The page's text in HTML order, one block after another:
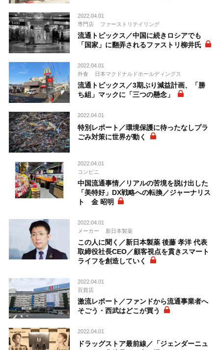
2022.04.01
専門店
ファーストリテイリング
流通トピックス／中国に続きロシアでも
「国家」に翻弄されるファストリ柳井氏
2022.04.01
外食
日本マクドナルドホールディングス
流通トピックス／3期ぶり減益計画、「勝
ち組」マックに「三つの懸念」
2022.04.01
特別レポート／環境保護に待ったなしプラ
ごみ対策に世界が動く
2022.04.01
コンビニ
中国流通事情／リアルの苦境を脱け出した
「美特好」DX戦略への転換／ジャーナリス
ト 金 昭明
2022.04.01
メーカー
新日本製薬
この人に聞く／新日本製薬 後藤 孝洋 代表
取締役社長CEO／顧客視点を貫きスマート
ライフを創造していく
2022.04.01
百貨店
激流レポート／ファンドから流通事業者へ
そごう・西武はどこが買う
2022.04.01
ドラッグストア最前線／「ジェンダーニュ